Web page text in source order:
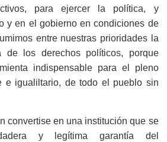
para ejercer la política, y
y en el gobierno en condiciones de
entre nuestras prioridades la
de los derechos políticos, porque
indispensable para el pleno
e igualiltario, de todo el pueblo sin
convertise en una institución que se
y legítima garantía del